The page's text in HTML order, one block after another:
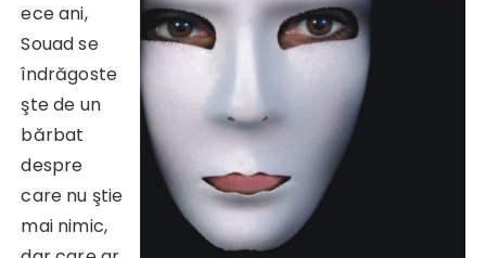
ece ani,
Souad se
îndrăgoste
şte de un
bărbat
despre
care nu ştie
mai nimic,